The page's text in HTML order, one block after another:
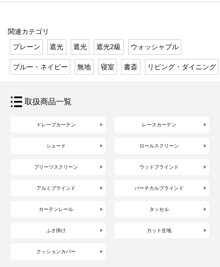
関連カテゴリ
プレーン
遮光 遮光 遮光2級 ウォッシャブル
ブルー・ネイビー 無地 寝室 書斎 リビング・ダイニング
取扱商品一覧
ドレープカーテン レースカーテン
シェード ロールスクリーン
プリーツスクリーン ウッドブラインド
アルミブラインド バーチカルブラインド
カーテンレール タッセル
ふさ掛け カット生地
クッションカバー